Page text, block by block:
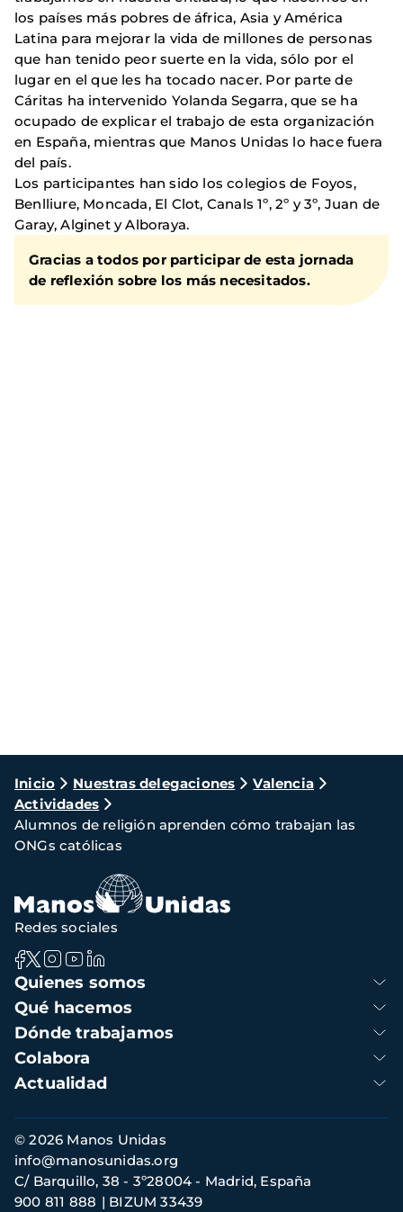
los países más pobres de áfrica, Asia y América
Latina para mejorar la vida de millones de personas
que han tenido peor suerte en la vida, sólo por el
lugar en el que les ha tocado nacer. Por parte de
Cáritas ha intervenido Yolanda Segarra, que se ha
ocupado de explicar el trabajo de esta organización
en España, mientras que Manos Unidas lo hace fuera
del país.
Los participantes han sido los colegios de Foyos,
Benlliure, Moncada, El Clot, Canals 1º, 2º y 3º, Juan de
Garay, Alginet y Alboraya.
Gracias a todos por participar de esta jornada
de reflexión sobre los más necesitados.
Ruta
de
navegación
Inicio Nuestras delegaciones
Valencia
Actividades
Alumnos de religión aprenden cómo trabajan las
ONGs católicas
Navegación
principal
Quienes somos
Qué hacemos
Dónde trabajamos
Colabora
Actualidad
Redes sociales
Información
de
contacto
© 2026 Manos Unidas
C/ Barquillo, 38 - 3º28004 - Madrid, España
900 811 888
BIZUM 33439
info@manosunidas.org